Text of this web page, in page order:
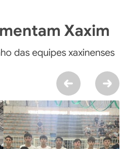
Xaxim
das equipes xaxinenses